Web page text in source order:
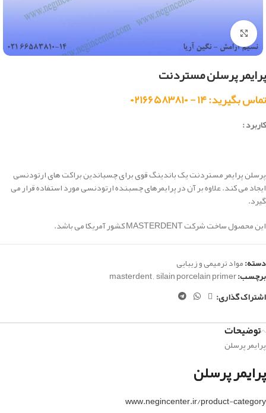
بزرگنمایی تصویر
پرایمر پرسلن مستردنت
تماس بگیرید: ۱۴ - ۰۲۱۶۶۵۸۳۸۱۰
کاربرد :
پرسلن پرایمر مستردنت یک باندینگ قوی برای چسباندین براکت های ارتودنسی
ایجاد می کند. علاوه بر آن در پرایمرهای چسبنده ارتودنسی مورد استفاده قرار می
گیرد.
این محصول ساخت شرکت MASTERDENT کشور آمریکا می باشد.
دسته:مواد ترمیمی و زیبایی
برچسب: masterdent,silain porcelain primer
اشتراک گذاری:
توضیحات
پرایمر پرسلن
پرایمر پرسلن
www.negincenter.ir/product-category